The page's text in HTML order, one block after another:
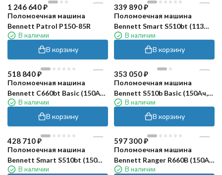
1 246 640₽
Поломоечная машина
Bennett Patrol P150-85R
В наличии
В корзину
339 890₽
Поломоечная машина
Bennett Smart S510bt (113
Ач)В наличии
В корзину
518 840₽
Поломоечная машина
Bennett С660bt Basic (150Ач,
Li) В наличии
В корзину
353 050₽
Поломоечная машина
Bennett S510b Basic (150Ач,
Li) В наличии
В корзину
428 710₽
Поломоечная машина
Bennett Smart S510bt (150
Ач, Li)В наличии
597 300₽
Поломоечная машина
Bennett Ranger R660B (150Ач,
Li) В наличии